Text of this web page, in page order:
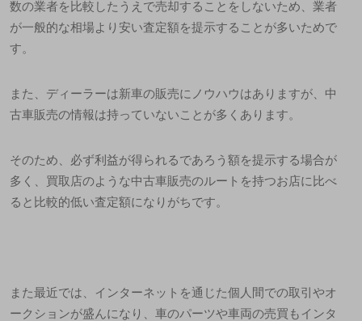
数の業者を比較したうえで売却することをしないため、業者
が一般的な相場より安い査定額を提示することが多いためで
す。
また、ディーラーは新車の販売にノウハウはありますが、中
古車販売の情報は持っていないことが多くあります。
そのため、必ず利益が得られるであろう額を提示する場合が
多く、買取店のような中古車販売のルートを持つお店に比べ
ると比較的低い査定額になりがちです。
また最近では、インターネットを通じた個人間での取引やオ
ークションが盛んになり、車のパーツや車両の売買もインタ